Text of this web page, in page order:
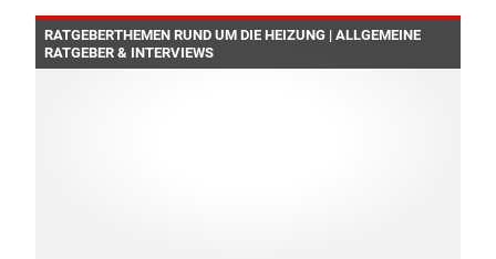
RATGEBERTHEMEN RUND UM DIE HEIZUNG | ALLGEMEINE
RATGEBER & INTERVIEWS